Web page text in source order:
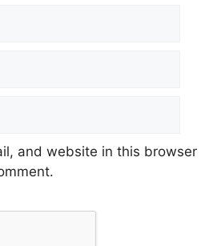
and website in this browser